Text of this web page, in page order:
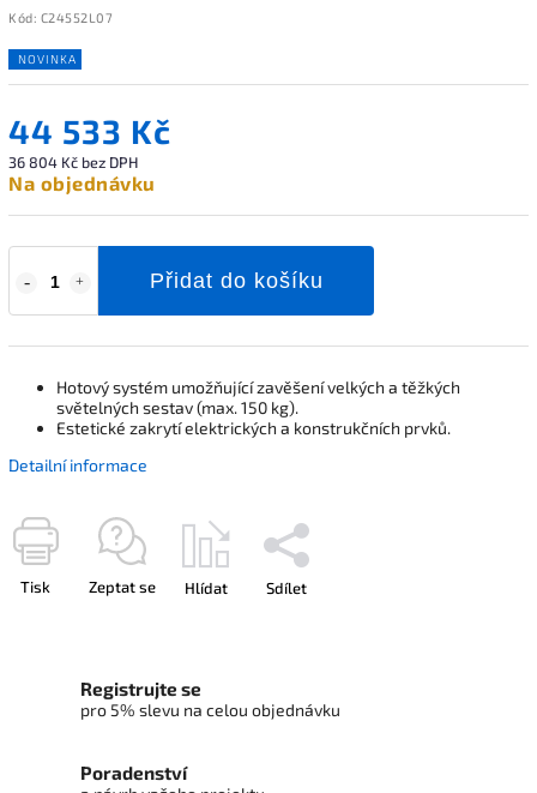
Kód: C24552L07
NOVINKA
44 533 Kč
36 804 Kč bez DPH
Na objednávku
Přidat do košíku
Hotový systém umožňující zavěšení velkých a těžkých
světelných sestav (max. 150 kg).
Estetické zakrytí elektrických a konstrukčních prvků.
Detailní informace
Tisk Zeptat se Hlídat Sdílet
Registrujte se
pro 5% slevu na celou objednávku
Poradenství